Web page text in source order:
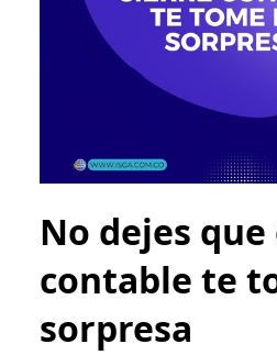
No dejes
contable te
sorpresa